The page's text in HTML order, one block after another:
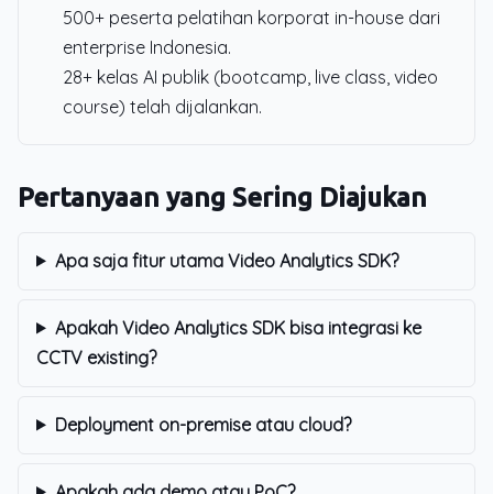
500+ peserta pelatihan korporat in-house dari
enterprise Indonesia.
28+ kelas AI publik (bootcamp, live class, video
course) telah dijalankan.
Pertanyaan yang Sering Diajukan
Apa saja fitur utama Video Analytics SDK?
Apakah Video Analytics SDK bisa integrasi ke
CCTV existing?
Deployment on-premise atau cloud?